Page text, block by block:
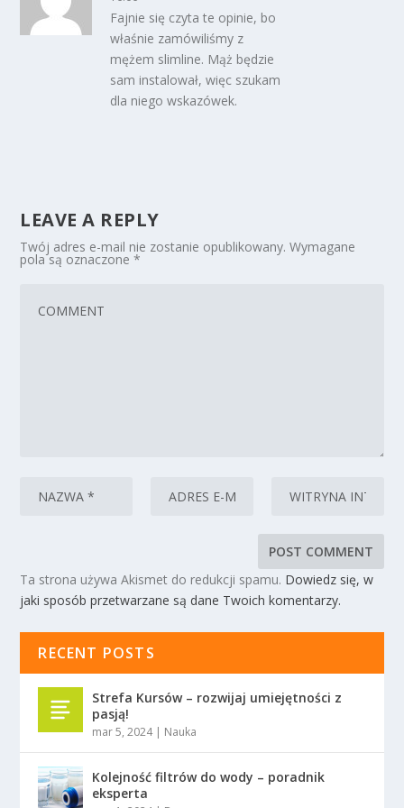
Fajnie się czyta te opinie, bo
właśnie zamówiliśmy z
mężem slimline. Mąż będzie
sam instalował, więc szukam
dla niego wskazówek.
LEAVE A REPLY
Twój adres e-mail nie zostanie opublikowany. Wymagane
pola są oznaczone*
Ta strona używa Akismet do redukcji spamu. Dowiedz się, w
jaki sposób przetwarzane są dane Twoich komentarzy.
RECENT POSTS
Strefa Kursów – rozwijaj umiejętności z
pasją!
mar 5, 2024| Nauka
Kolejność filtrów do wody – poradnik
eksperta